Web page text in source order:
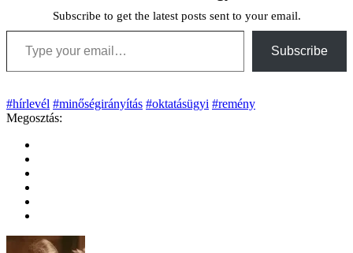
Subscribe to get the latest posts sent to your email.
Type your email…
Subscribe
#hírlevél #minőségirányítás #oktatásügyi #remény
Megosztás: